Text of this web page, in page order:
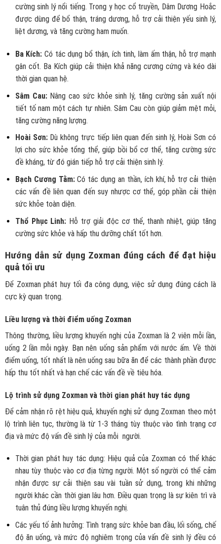
cường sinh lý nổi tiếng. Trong y học cổ truyền, Dâm Dương Hoắc
được dùng để bổ thận, tráng dương, hỗ trợ cải thiện yếu sinh lý,
liệt dương, và tăng cường ham muốn.
Ba Kích: Có tác dụng bổ thận, ích tinh, làm ấm thận, hỗ trợ mạnh
gân cốt. Ba Kích giúp cải thiện khả năng cương cứng và kéo dài
thời gian quan hệ.
Sâm Cau:Nâng cao sức khỏe sinh lý, tăng cường sản xuất nội
tiết tố nam một cách tự nhiên. Sâm Cau còn giúp giảm mệt mỏi,
tăng cường năng lượng.
Hoài Sơn:Dù không trực tiếp liên quan đến sinh lý, Hoài Sơn có
lợi cho sức khỏe tổng thể, giúp bồi bổ cơ thể, tăng cường sức
đề kháng, từ đó gián tiếp hỗ trợ cải thiện sinh lý.
Bạch Cương Tằm:Có tác dụng an thần, ích khí, hỗ trợ cải thiện
các vấn đề liên quan đến suy nhược cơ thể, góp phần cải thiện
sức khỏe toàn diện.
Thổ Phục Linh: Hỗ trợ giải độc cơ thể, thanh nhiệt, giúp tăng
cường sức khỏe và hấp thu dưỡng chất tốt hơn.
Hướng dẫn sử dụng Zoxman đúng cách để đạt hiệu
quả tối ưu
Để Zoxman phát huy tối đa công dụng, việc sử dụng đúng cách là
cực kỳ quan trọng.
Liều lượng và thời điểm uống Zoxman
Thông thường, liều lượng khuyến nghị của Zoxman là 2 viên mỗi lần,
uống 2 lần mỗi ngày. Bạn nên uống sản phẩm với nước ấm. Về thời
điểm uống, tốt nhất là nên uống sau bữa ăn để các thành phần được
hấp thu tốt nhất và hạn chế các vấn đề về tiêu hóa.
Lộ trình sử dụng Zoxman và thời gian phát huy tác dụng
Để cảm nhận rõ rệt hiệu quả, khuyến nghị sử dụng Zoxman theo một
lộ trình liên tục, thường là từ 1-3 tháng tùy thuộc vào tình trạng cơ
địa và mức độ vấn đề sinh lý của mỗi người.
Thời gian phát huy tác dụng: Hiệu quả của Zoxman có thể khác
nhau tùy thuộc vào cơ địa từng người. Một số người có thể cảm
nhận được sự cải thiện sau vài tuần sử dụng, trong khi những
người khác cần thời gian lâu hơn. Điều quan trọng là sự kiên trì và
tuân thủ đúng liều lượng khuyến nghị.
Các yếu tố ảnh hưởng: Tình trạng sức khỏe ban đầu, lối sống, chế
độ ăn uống, và mức độ nghiêm trọng của vấn đề sinh lý đều có